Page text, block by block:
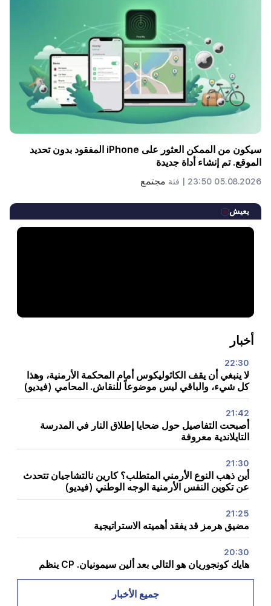
سيكون من الممكن العثور على iPhone المفقود بدون تحديد
الموقع. تم إنشاء أداة جديدة
05.08.2026 23:50 | فئة مجتمع
يعيش
أخبار
22:30
لا ينبغي أن يقف الكاثوليكوس أمام المحكمة الأرمنية، وهذا
كل شيء، والباقي ليس موضوعاً للنقاش. المحامي (فيديو)
21:42
أصبحت التفاصيل حول ضحايا إطلاق النار في المدرسة
التايلاندية معروفة
21:30
أين ذهب النوع الأرمني المتطلب؟ كارين نالتشاجيان تتحدث
عن تكوين النفس الأرمنية الوجه الوطني (فيديو)
21:25
مضيق هرمز قد يفقد أهميته الاستراتيجية
20:30
هايك كونجوريان هو التالي بعد ألين سيمونيان. CP ينظم
جميع الأخبار